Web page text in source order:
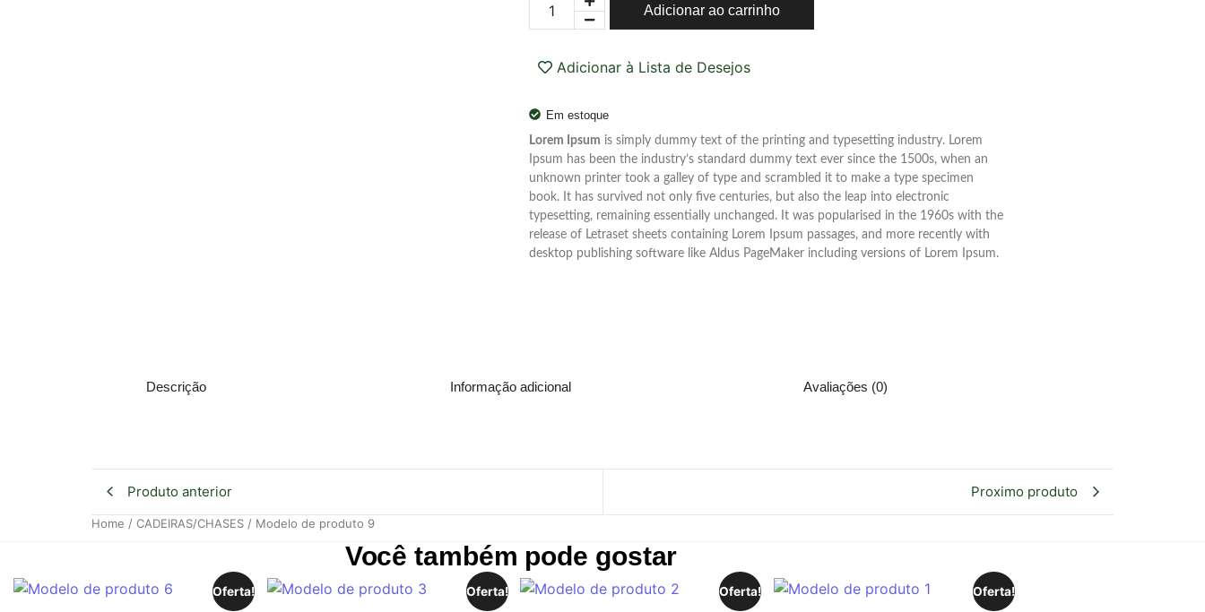
Adicionar ao carrinho
Adicionar à Lista de Desejos
Em estoque
Lorem Ipsum is simply dummy text of the printing and typesetting industry. Lorem
Ipsum has been the industry’s standard dummy text ever since the 1500s, when an
unknown printer took a galley of type and scrambled it to make a type specimen
book. It has survived not only five centuries, but also the leap into electronic
typesetting, remaining essentially unchanged. It was popularised in the 1960s with the
release of Letraset sheets containing Lorem Ipsum passages, and more recently with
desktop publishing software like Aldus PageMaker including versions of Lorem Ipsum.
Descrição Informação adicional Avaliações (0)
Produto anterior Proximo produto
Home / CADEIRAS/CHASES / Modelo de produto 9
Você também pode gostar
Oferta! Oferta! Oferta! Oferta!